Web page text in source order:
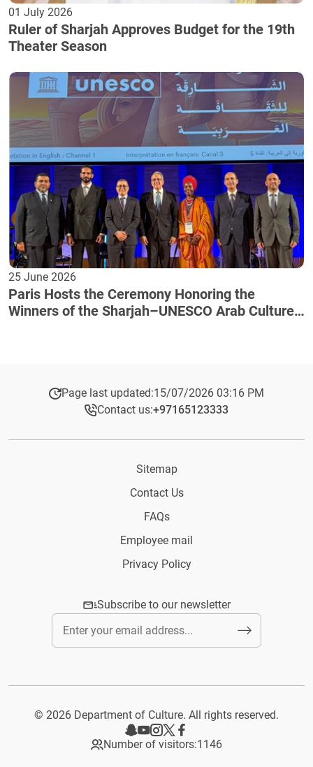
01 July 2026
Ruler of Sharjah Approves Budget for the 19th
Theater Season
25 June 2026
Paris Hosts the Ceremony Honoring the
Winners of the Sharjah–UNESCO Arab Culture
Page last updated:15/07/2026 03:16 PM
Contact us:+97165123333​
Sitemap
Contact Us
FAQs
Employee mail
Privacy Policy
Subscribe to our newsletter
© 2026 Department of Culture. All rights reserved.
Number of visitors:1146